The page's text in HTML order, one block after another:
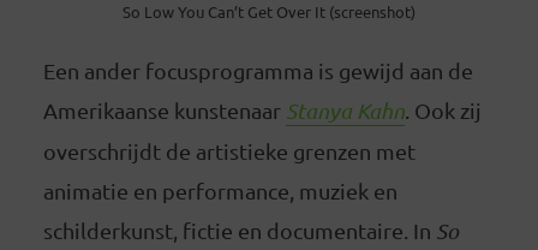
So Low You Can’t Get Over It (screenshot)
Een ander focusprogramma is gewijd aan de
Amerikaanse kunstenaar Stanya Kahn. Ook zij
overschrijdt de artistieke grenzen met
animatie en performance, muziek en
schilderkunst, fictie en documentaire. In So